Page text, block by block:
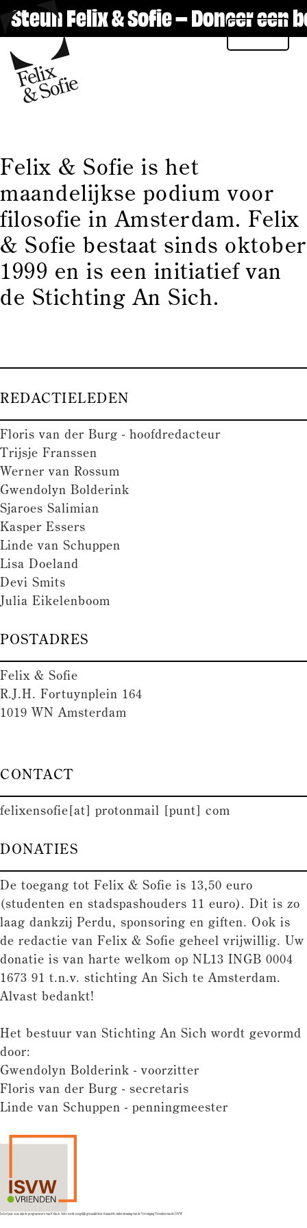
Steun Felix & Sofie – Doneer een
Felix & Sofie is het
maandelijkse podium voor
filosofie in Amsterdam. Felix
& Sofie bestaat sinds oktober
1999 en is een initiatief van
de Stichting An Sich.
REDACTIELEDEN
Floris van der Burg - hoofdredacteur
Trijsje Franssen
Werner van Rossum
Gwendolyn Bolderink
Sjaroes Salimian
Kasper Essers
Linde van Schuppen
Lisa Doeland
Devi Smits
Julia Eikelenboom
POSTADRES
Felix & Sofie
R.J.H. Fortuynplein 164
1019 WN Amsterdam
CONTACT
felixensofie[at] protonmail [punt] com
DONATIES
De toegang tot Felix & Sofie is 13,50 euro
(studenten en stadspashouders 11 euro). Dit is zo
laag dankzij Perdu, sponsoring en giften. Ook is
de redactie van Felix & Sofie geheel vrijwillig. Uw
donatie is van harte welkom op NL13 INGB 0004
1673 91 t.n.v. stichting An Sich te Amsterdam.
Alvast bedankt!
Het bestuur van Stichting An Sich wordt gevormd
door:
Gwendolyn Bolderink - voorzitter
Floris van der Burg - secretaris
Linde van Schuppen - penningmeester
In het jaar 2026 zijn de programma's van Felix & Sofie mede mogelijk gemaakt door financiële ondersteuning van de Vereniging Vrienden van de ISVW